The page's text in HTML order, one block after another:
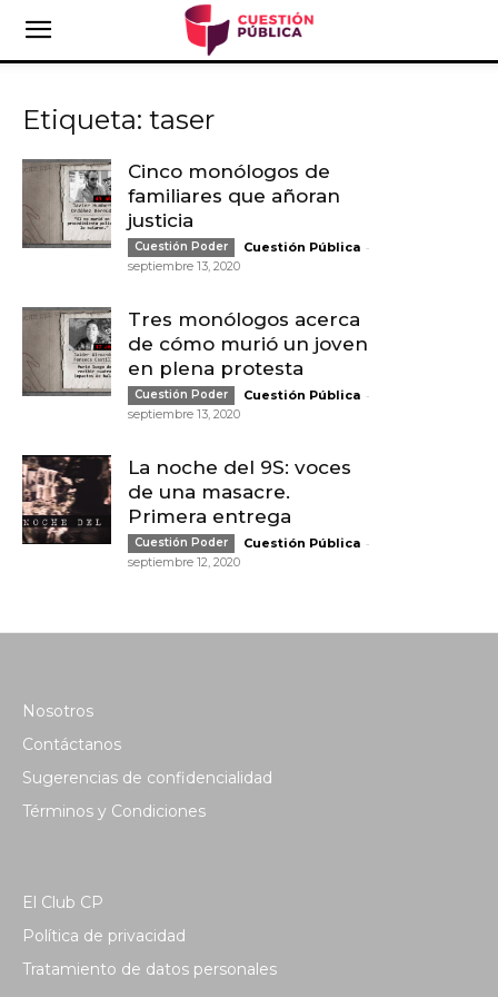
Etiqueta: taser
Cinco monólogos de
familiares que añoran
justicia
Cuestión Poder Cuestión Pública -
septiembre 13, 2020
Tres monólogos acerca
de cómo murió un joven
en plena protesta
Cuestión Poder Cuestión Pública -
septiembre 13, 2020
La noche del 9S: voces
de una masacre.
Primera entrega
Cuestión Poder Cuestión Pública -
septiembre 12, 2020
Nosotros
Contáctanos
Sugerencias de confidencialidad
Términos y Condiciones
El Club CP
Política de privacidad
Tratamiento de datos personales